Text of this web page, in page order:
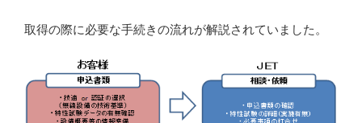
取得の際に必要な手続きの流れが解説されていました。